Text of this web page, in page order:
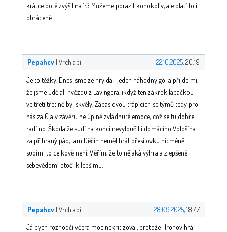
krátce poté zvýšil na 1:3 Můžeme porazit kohokoliv, ale platí to i
obráceně.
Pepahcv | Vrchlabí 22.10.2025, 20:19
Je to těžký. Dnes jsme ze hry dali jeden náhodný gól a přijde mi,
že jsme udělali hvězdu z Lavingera, ikdyž ten zákrok lapačkou
ve třetí třetině byl skvělý. Zápas dvou trápících se týmů tedy pro
nás za 0 a v závěru ne úplně zvládnuté emoce, což se tu dobře
radí no. Škoda že sudí na konci nevyloučil i domácího Vološína
za přihraný pád, tam Děčín neměl hrát přesilovku nicméně
sudími to celkově není. Věřím, že to nějaká výhra a zlepšené
sebevědomí otočí k lepšímu.
Pepahcv | Vrchlabí 28.09.2025, 18:47
Já bych rozhodčí včera moc nekritizoval, protože Hronov hrál